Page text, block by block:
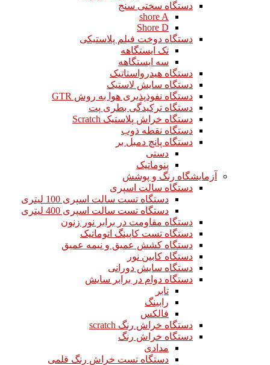
دستگاه سختی سنج
shore A
Shore D
دستگاه دوخت فیلم پلاستیکی
تک ایستگاهه
سه ایستگاهه
دستگاه هیدرواستاتیک
دستگاه سایش لاستیک
دستگاه نفوذپذیری هوا به روش GTR
دستگاه ترکیدگی بطری پت
دستگاه خراش پلاستیک Scratch
دستگاه نقطه ذوب
دستگاه پانچ دمبل بر
دستی
پنوماتیک
آزمایشگاه رنگ و پوشش
دستگاه سالت اسپری
دستگاه تست سالت اسپری 100 لیتری
دستگاه تست سالت اسپری 400 لیتری
دستگاه مقاومت در برابر نور زنون
دستگاه تست کاپینگ اتوماتیک
دستگاه کشش عمیق و نیمه عمیق
دستگاه کابین نور
دستگاه سایش دورانی
دستگاه دوام در برابر سایش
تابر
رابینگ
فالکس
دستگاه خراش رنگ scratch
دستگاه خراش رنگ
مدادی
دستگاه تست خراش رنگ قلمی